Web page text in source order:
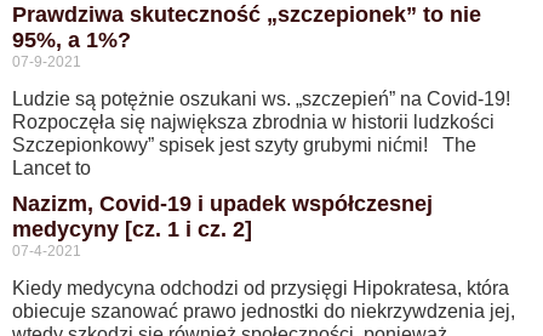
Prawdziwa skuteczność „szczepionek” to nie
95%, a 1%?
07-9-2021
Ludzie są potężnie oszukani ws. „szczepień” na Covid-19!
Rozpoczęła się największa zbrodnia w historii ludzkości
Szczepionkowy” spisek jest szyty grubymi nićmi! The
Lancet to
Nazizm, Covid-19 i upadek współczesnej
medycyny [cz. 1 i cz. 2]
07-4-2021
Kiedy medycyna odchodzi od przysięgi Hipokratesa, która
obiecuje szanować prawo jednostki do niekrzywdzenia jej,